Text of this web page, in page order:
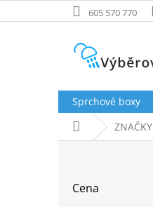
na
605 570 770
Sprchové boxy
Domů ZNAČKY
Cena